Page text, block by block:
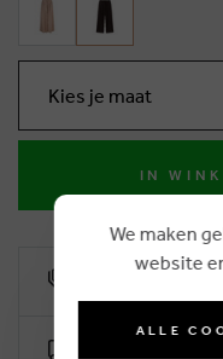
Kies je maat
IN
We maken
website
ALLE